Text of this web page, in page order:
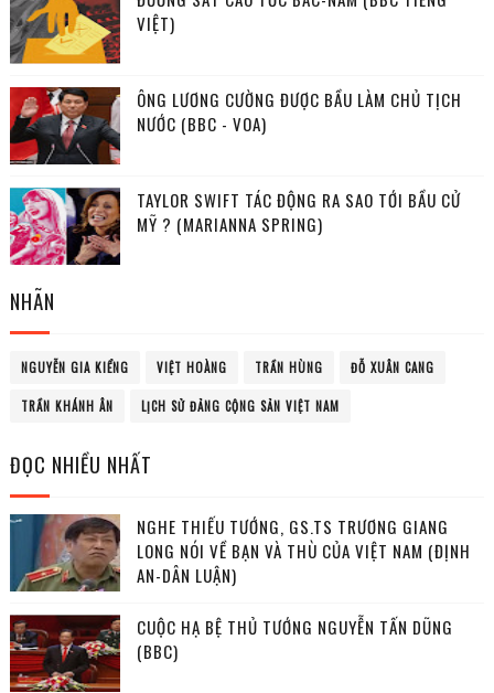
VIỆT)
ÔNG LƯƠNG CƯỜNG ĐƯỢC BẦU LÀM CHỦ TỊCH
NƯỚC (BBC - VOA)
TAYLOR SWIFT TÁC ĐỘNG RA SAO TỚI BẦU CỬ
MỸ ? (MARIANNA SPRING)
NHÃN
NGUYỄN GIA KIỂNG VIỆT HOÀNG TRẦN HÙNG ĐỖ XUÂN CANG
TRẦN KHÁNH ÂN LỊCH SỬ ĐẢNG CỘNG SẢN VIỆT NAM
ĐỌC NHIỀU NHẤT
NGHE THIẾU TƯỚNG, GS.TS TRƯƠNG GIANG
LONG NÓI VỀ BẠN VÀ THÙ CỦA VIỆT NAM (ĐỊNH
AN-DÂN LUẬN)
CUỘC HẠ BỆ THỦ TƯỚNG NGUYỄN TẤN DŨNG
(BBC)